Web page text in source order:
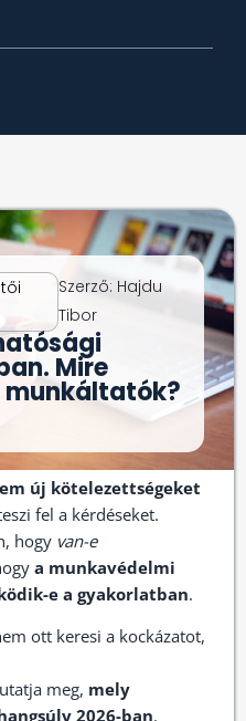
Szerző: Hajdu
Tibor
Mire
új kötelezettségeket
fel a kérdéseket.
hogy van-e
a munkavédelmi
e a gyakorlatban.
ott keresi a kockázatot,
meg, mely
2026-ban.